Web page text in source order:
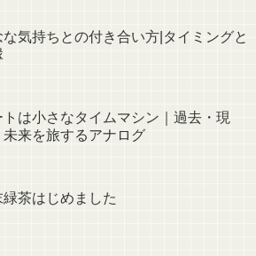
な気持ちとの付き合い方|タイミングと
トは小さなタイムマシン｜過去・現
未来を旅するアナログ
緑茶はじめました